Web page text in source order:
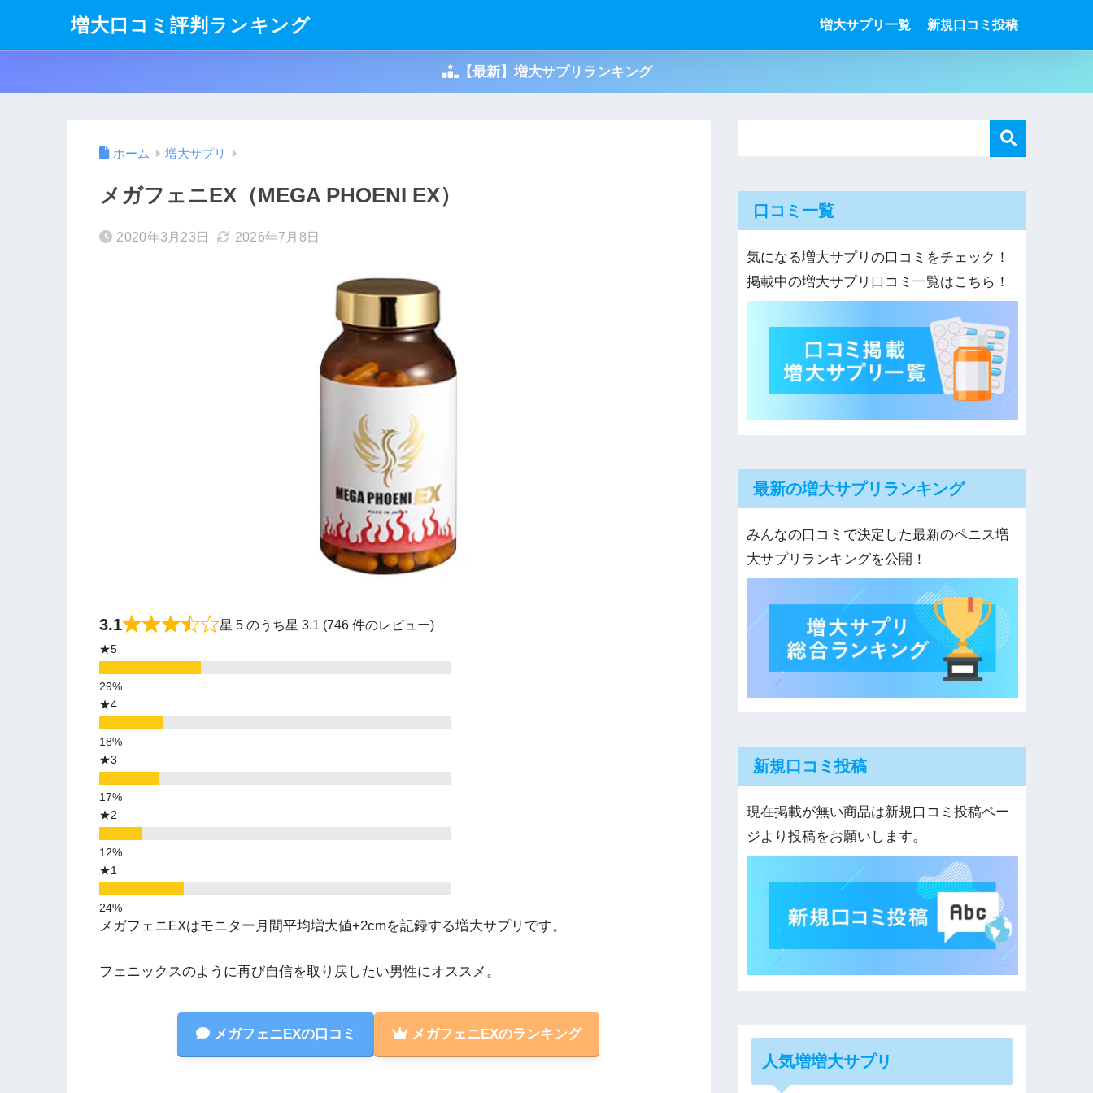
増大口コミ評判ランキング 増大サプリ一覧 新規口コミ投稿
【最新】増大サプリランキング
ホーム 増大サプリ
メガフェニEX（MEGA PHOENI EX）
2020年3月23日 2026年7月8日
3.1 星 5 のうち星 3.1 (746 件のレビュー)
★5
★4
★3
★2
★1
メガフェニEXはモニター月間平均増大値+2cmを記録する増大サプリです。
フェニックスのように再び自信を取り戻したい男性にオススメ。
メガフェニEXの口コミ メガフェニEXのランキング
口コミ一覧
気になる増大サプリの口コミをチェック！
掲載中の増大サプリ口コミ一覧はこちら！
最新の増大サプリランキング
みんなの口コミで決定した最新のペニス増
大サプリランキングを公開！
新規口コミ投稿
現在掲載が無い商品は新規口コミ投稿ペー
ジより投稿をお願いします。
人気増増大サプリ